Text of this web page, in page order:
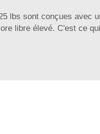
lbs sont conçues avec
libre élevé. C'est ce